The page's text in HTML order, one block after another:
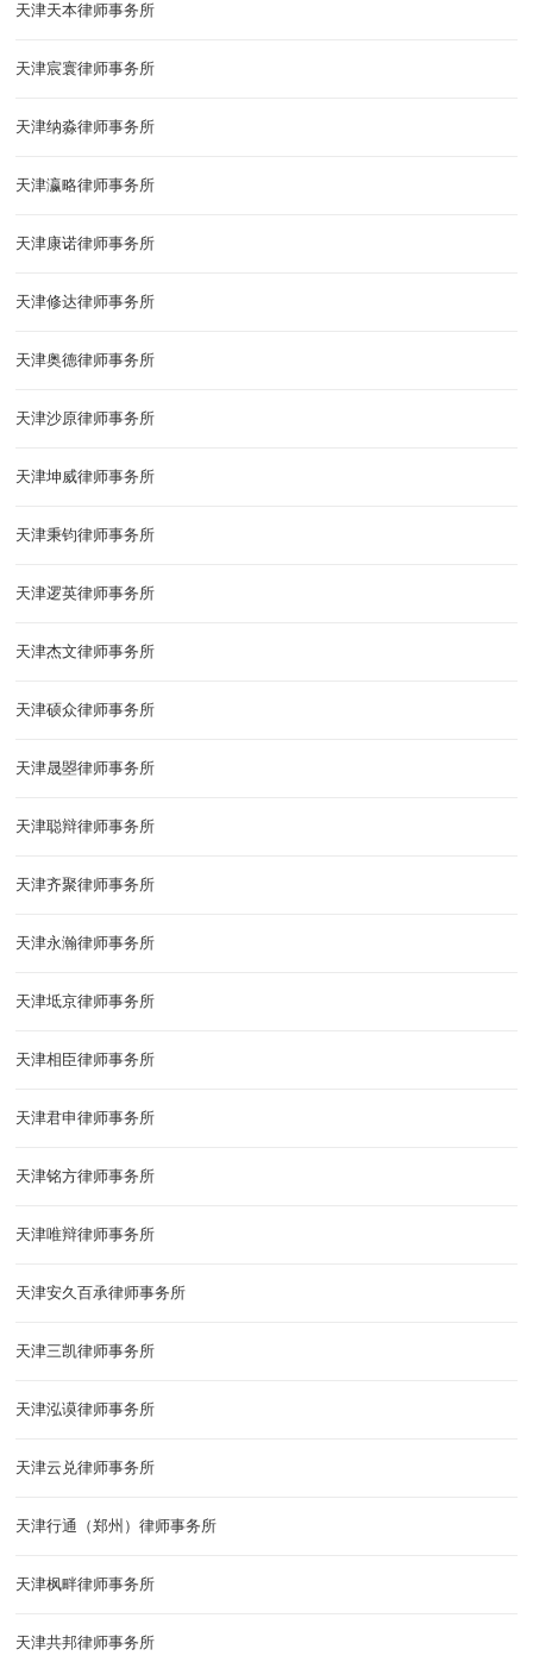
天津天本律师事务所
天津宸寰律师事务所
天津纳淼律师事务所
天津瀛略律师事务所
天津康诺律师事务所
天津修达律师事务所
天津奥德律师事务所
天津沙原律师事务所
天津坤威律师事务所
天津秉钧律师事务所
天津逻英律师事务所
天津杰文律师事务所
天津硕众律师事务所
天津晟曌律师事务所
天津聪辩律师事务所
天津齐聚律师事务所
天津永瀚律师事务所
天津坻京律师事务所
天津相臣律师事务所
天津君申律师事务所
天津铭方律师事务所
天津唯辩律师事务所
天津安久百承律师事务所
天津三凯律师事务所
天津泓谟律师事务所
天津云兑律师事务所
天津行通（郑州）律师事务所
天津枫畔律师事务所
天津共邦律师事务所